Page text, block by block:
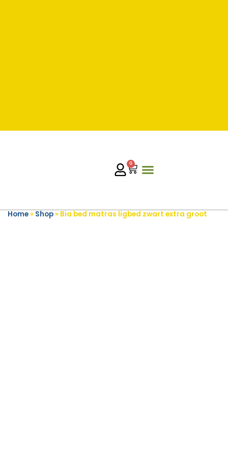
0
Home» Shop» Bia bed matras ligbed zwart extra groot